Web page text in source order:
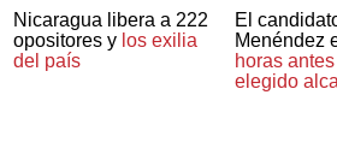
Nicaragua libera a 222
opositores y los exilia
del país
El
Menéndez
horas
elegido